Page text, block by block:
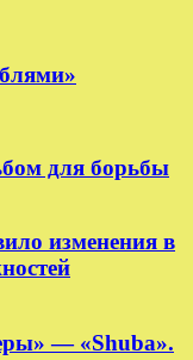
для борьбы
изменения в
— «Shuba».